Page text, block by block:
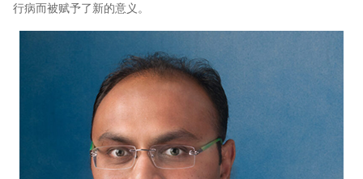
行病而被赋予了新的意义。